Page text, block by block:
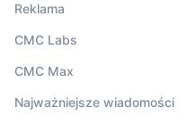
Reklama
CMC Labs
CMC Max
Najważniejsze wiadomości